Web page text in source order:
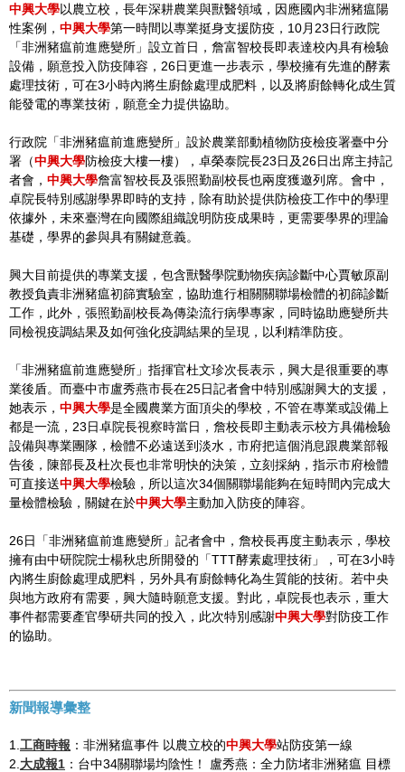
中興大學以農立校，長年深耕農業與獸醫領域，因應國內非洲豬瘟陽
性案例， 中興大學第一時間以專業挺身支援防疫，10月23日行政院
「非洲豬瘟前進應變所」設立首日，詹富智校長即表達校內具有檢驗
設備，願意投入防疫陣容，26日更進一步表示，學校擁有先進的酵素
處理技術，可在3小時內將生廚餘處理成肥料，以及將廚餘轉化成生質
能發電的專業技術，願意全力提供協助。
行政院「非洲豬瘟前進應變所」設於農業部動植物防疫檢疫署臺中分
署（中興大學防檢疫大樓一樓），卓榮泰院長23日及26日出席主持記
者會， 中興大學詹富智校長及張照勤副校長也兩度獲邀列席。會中，
卓院長特別感謝學界即時的支持，除有助於提供防檢疫工作中的學理
依據外，未來臺灣在向國際組織說明防疫成果時，更需要學界的理論
基礎，學界的參與具有關鍵意義。
興大目前提供的專業支援，包含獸醫學院動物疾病診斷中心賈敏原副
教授負責非洲豬瘟初篩實驗室，協助進行相關關聯場檢體的初篩診斷
工作，此外，張照勤副校長為傳染流行病學專家，同時協助應變所共
同檢視疫調結果及如何強化疫調結果的呈現，以利精準防疫。
「非洲豬瘟前進應變所」指揮官杜文珍次長表示，興大是很重要的專
業後盾。而臺中市盧秀燕市長在25日記者會中特別感謝興大的支援，
她表示， 中興大學是全國農業方面頂尖的學校，不管在專業或設備上
都是一流，23日卓院長視察時當日，詹校長即主動表示校方具備檢驗
設備與專業團隊，檢體不必遠送到淡水，市府把這個消息跟農業部報
告後，陳部長及杜次長也非常明快的決策，立刻採納，指示市府檢體
可直接送中興大學檢驗，所以這次34個關聯場能夠在短時間內完成大
量檢體檢驗，關鍵在於中興大學主動加入防疫的陣容。
26日「非洲豬瘟前進應變所」記者會中，詹校長再度主動表示，學校
擁有由中研院院士楊秋忠所開發的「TTT酵素處理技術」，可在3小時
內將生廚餘處理成肥料，另外具有廚餘轉化為生質能的技術。若中央
與地方政府有需要，興大隨時願意支援。對此，卓院長也表示，重大
事件都需要產官學研共同的投入，此次特別感謝中興大學對防疫工作
的協助。
新聞報導彙整
1. 工商時報 ：非洲豬瘟事件 以農立校的中興大學站防疫第一線
2. 大成報1 ：台中34關聯場均陰性！ 盧秀燕：全力防堵非洲豬瘟 目標